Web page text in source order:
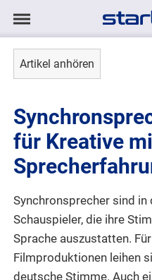
Navigation
Navigation
AGENTUR
MODELS
TALENTE
PROJEKTE
LOGIN
KONTAKT
Artikel anhören
für Kreative
Synchronsprecher sind in
Schauspieler, die ihre
Sprache auszustatten.
Filmproduktionen leihen
deutsche Stimme. Auch